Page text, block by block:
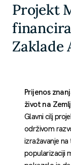
Projekt
Zaklade
Prijenos
život na
Glavni cilj
održivom
izražavanje
popularizaciji